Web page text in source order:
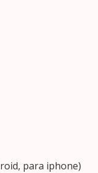
para iphone)